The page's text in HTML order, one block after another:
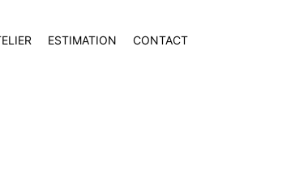
ESTIMATION CONTACT